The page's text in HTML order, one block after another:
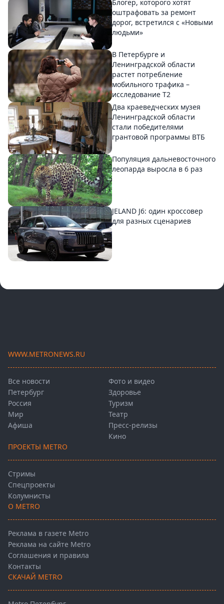
Блогер, которого хотят
оштрафовать за ремонт
дорог, встретился с «Новыми
людьми»
В Петербурге и
Ленинградской области
растет потребление
мобильного трафика –
исследование T2
Два краеведческих музея
Ленинградской области
стали победителями
грантовой программы ВТБ
Популяция дальневосточного
леопарда выросла в 6 раз
JELAND J6: один кроссовер
для разных сценариев
WWW.METRONEWS.RU
Все новости
Петербург
Россия
Мир
Афиша
Фото и видео
Здоровье
Туризм
Театр
Пресс-релизы
Кино
ПРОЕКТЫ METRO
Стримы
Спецпроекты
Колумнисты
О METRO
Реклама в газете Metro
Реклама на сайте Metro
Соглашения и правила
Контакты
СКАЧАЙ METRO